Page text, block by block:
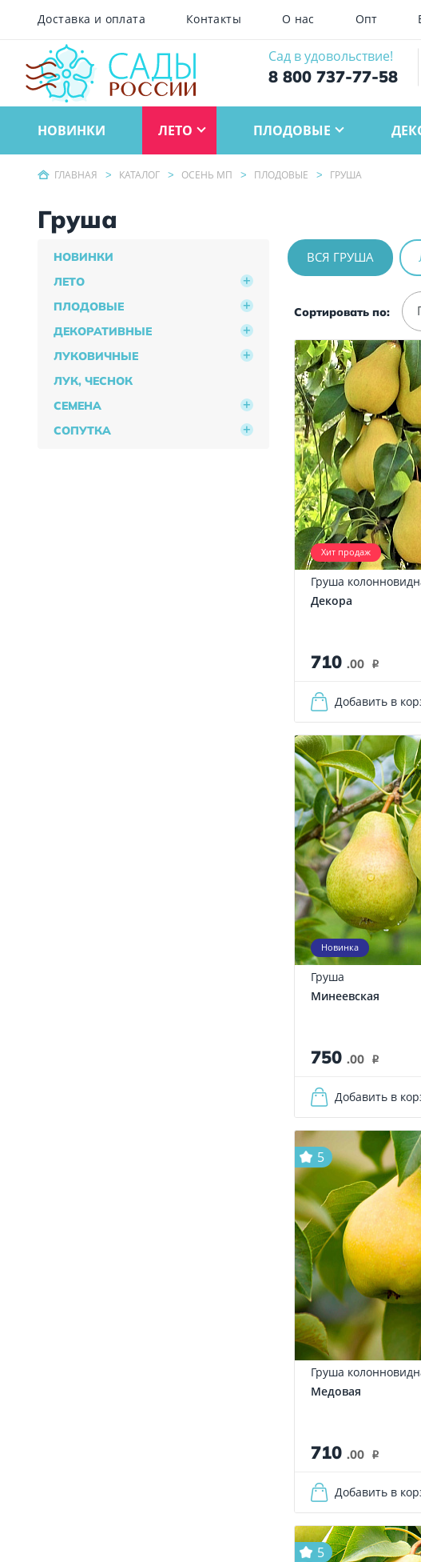
Доставка и оплата Контакты О нас Опт
Сад в удовольствие!
8 800 737-77-58
НОВИНКИ ЛЕТО ПЛОДОВЫЕ
ГЛАВНАЯ КАТАЛОГ ОСЕНЬ МП ПЛОДОВЫЕ ГРУША
Груша
НОВИНКИ
ЛЕТО
ПЛОДОВЫЕ
ДЕКОРАТИВНЫЕ
ЛУКОВИЧНЫЕ
ЛУК, ЧЕСНОК
СЕМЕНА
СОПУТКА
ВСЯ ГРУША
Сортировать по:
Хит продаж
Груша
Декора
710 .00 i
Добавить в
Новинка
Груша
Минеевская
750 .00 i
Добавить в
5
Груша
Медовая
710 .00 i
Добавить в
5